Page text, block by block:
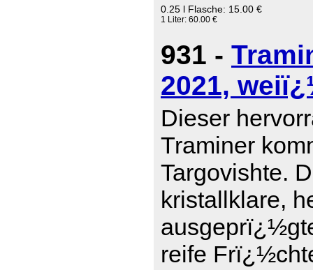
0.25 l Flasche: 15.00 €
1 Liter: 60.00 €
931 -
2021,
Dieser
Traminer
Targovishte.
kristallklare,
reife